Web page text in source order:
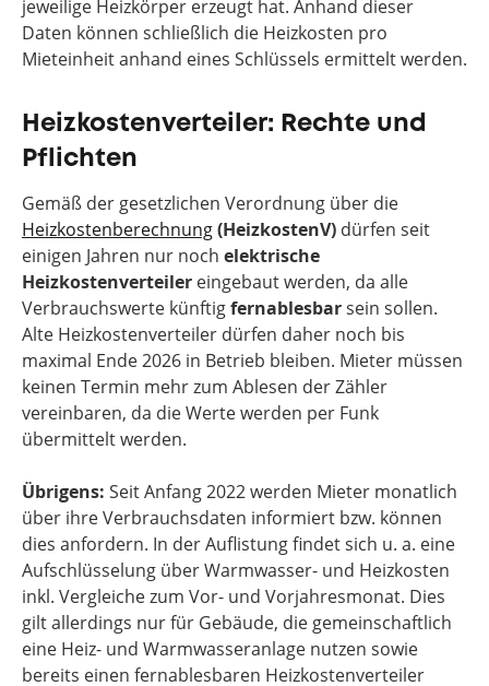
jeweilige Heizkörper erzeugt hat. Anhand dieser
Daten können schließlich die Heizkosten pro
Mieteinheit anhand eines Schlüssels ermittelt werden.
Heizkostenverteiler: Rechte und
Pflichten
Gemäß der gesetzlichen Verordnung über die
Heizkostenberechnung(HeizkostenV) dürfen seit
einigen Jahren nur noch elektrische
Heizkostenverteiler eingebaut werden, da alle
Verbrauchswerte künftigfernablesbarsein sollen.
Alte Heizkostenverteiler dürfen daher noch bis
maximal Ende 2026 in Betrieb bleiben. Mieter müssen
keinen Termin mehr zum Ablesen der Zähler
vereinbaren, da die Werte werden per Funk
übermittelt werden.
Übrigens: Seit Anfang 2022 werden Mieter monatlich
über ihre Verbrauchsdaten informiert bzw. können
dies anfordern. In der Auflistung findet sich u. a. eine
Aufschlüsselung über Warmwasser- und Heizkosten
inkl. Vergleiche zum Vor- und Vorjahresmonat. Dies
gilt allerdings nur für Gebäude, die gemeinschaftlich
eine Heiz- und Warmwasseranlage nutzen sowie
bereits einen fernablesbaren Heizkostenverteiler